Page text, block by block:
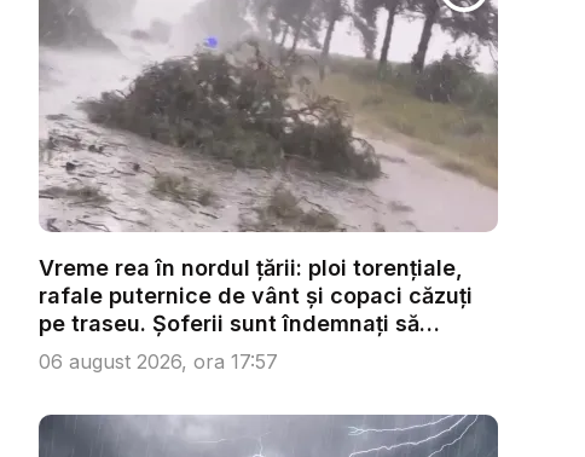
Vreme rea în nordul țării: ploi torențiale,
rafale puternice de vânt și copaci căzuți
pe traseu. Șoferii sunt îndemnați să
condu...
06 august 2026, ora 17:57